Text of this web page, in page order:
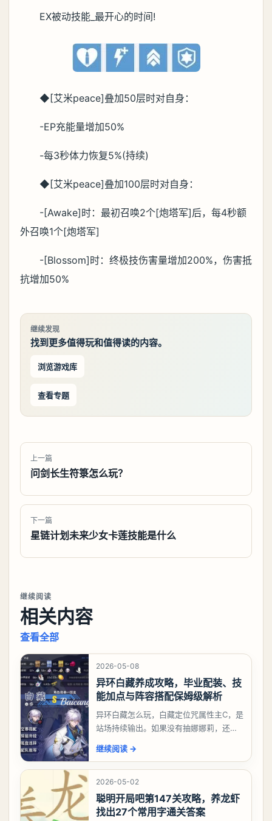
EX被动技能_最开心的时间!
◆[艾米peace]叠加50层时对自身：
-EP充能量增加50%
-每3秒体力恢复5%(持续)
◆[艾米peace]叠加100层时对自身：
-[Awake]时：最初召唤2个[炮塔军]后，每4秒额
外召唤1个[炮塔军]
-[Blossom]时：终极技伤害量增加200%，伤害抵
抗增加50%
继续发现
找到更多值得玩和值得读的内容。
浏览游戏库
查看专题
上一篇
问剑长生符箓怎么玩？
下一篇
星链计划未来少女卡莲技能是什么
继续阅读
相关内容
查看全部
2026-05-08
异环白藏养成攻略，毕业配装、技
能加点与阵容搭配保姆级解析
异环白藏怎么玩，白藏定位咒属性主C，是
站场持续输出。如果没有抽娜娜莉，还没
有娜娜莉缺另外一个二队C想打深渊也可以
考虑养个白藏
继续阅读 →
2026-05-02
聪明开局吧第147关攻略，养龙虾
找出27个常用字通关答案